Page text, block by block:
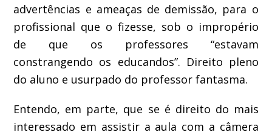
advertências e ameaças de demissão, para o
profissional que o fizesse, sob o impropério
de que os professores “estavam
constrangendo os educandos”. Direito pleno
do aluno e usurpado do professor fantasma.
Entendo, em parte, que se é direito do mais
interessado em assistir a aula com a câmera